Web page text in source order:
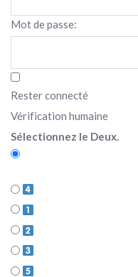
Mot de passe:
Rester connecté
Vérification humaine
Sélectionnez le Deux.